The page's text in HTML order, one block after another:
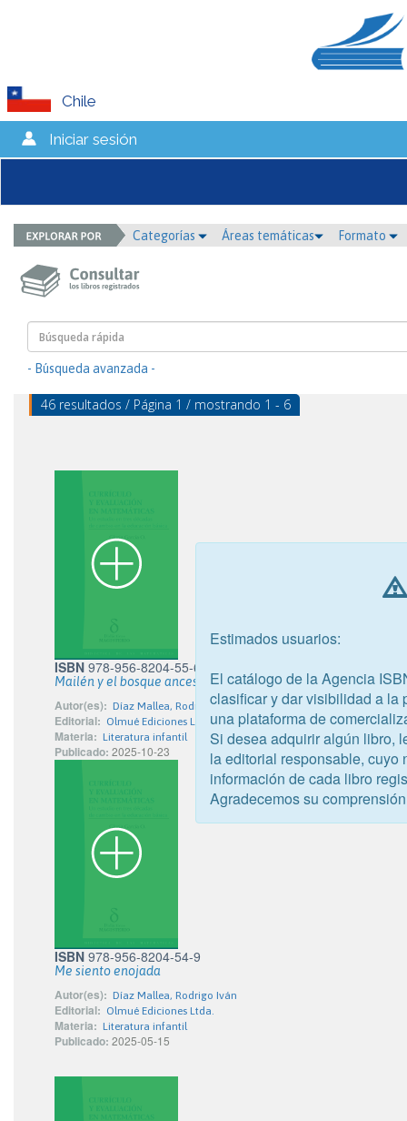
Chile
Iniciar sesión
Categorías Áreas temáticas Formato
- Búsqueda avanzada -
46 resultados / Página 1 / mostrando 1 - 6
ISBN 978-956-8204-55-6
Mailén y el bosque ancestral
Autor(es): Díaz Mallea, Rodrigo Iván
Editorial: Olmué Ediciones Ltda.
Materia: Literatura infantil
Publicado: 2025-10-23
ISBN 978-956-8204-54-9
Me siento enojada
Autor(es): Díaz Mallea, Rodrigo Iván
Editorial: Olmué Ediciones Ltda.
Materia: Literatura infantil
Publicado: 2025-05-15
Estimados usuarios:
El catálogo de la Agencia
clasificar y dar visibilidad a la
una plataforma de
Si desea adquirir algún libro,
la editorial responsable, cuyo
información de cada libro
Agradecemos su